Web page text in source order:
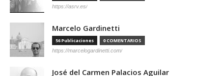
https://asrv.es/
Marcelo Gardinetti
56 Publicaciones 0 COMENTARIOS
https://marcelogardinetti.com/
José del Carmen Palacios Aguilar